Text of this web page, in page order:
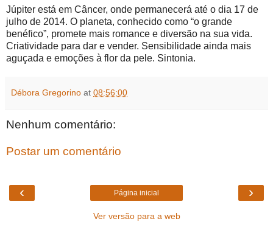
Júpiter está em Câncer, onde permanecerá até o dia 17 de
julho de 2014. O planeta, conhecido como “o grande
benéfico”, promete mais romance e diversão na sua vida.
Criatividade para dar e vender. Sensibilidade ainda mais
aguçada e emoções à flor da pele. Sintonia.
Débora Gregorino at 08:56:00
Nenhum comentário:
Postar um comentário
‹ ›
Página inicial
Ver versão para a web